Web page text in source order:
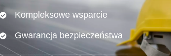
Kompleksowe wsparcie
Gwarancja bezpieczeństwa